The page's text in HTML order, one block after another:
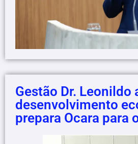
Gestão Dr. Leonildo
desenvolvimento
prepara Ocara para